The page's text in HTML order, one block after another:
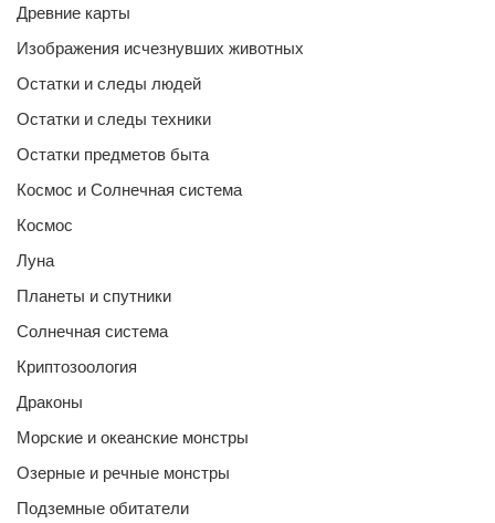
Древние карты
Изображения исчезнувших животных
Остатки и следы людей
Остатки и следы техники
Остатки предметов быта
Космос и Солнечная система
Космос
Луна
Планеты и спутники
Солнечная система
Криптозоология
Драконы
Морские и океанские монстры
Озерные и речные монстры
Подземные обитатели